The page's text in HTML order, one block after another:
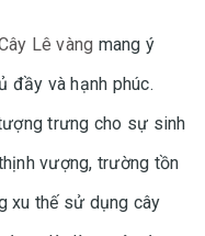
Lê vàng mang ý
đầy và hạnh phúc.
trưng cho sự sinh
vượng, trường tồn
xu thế sử dụng cây